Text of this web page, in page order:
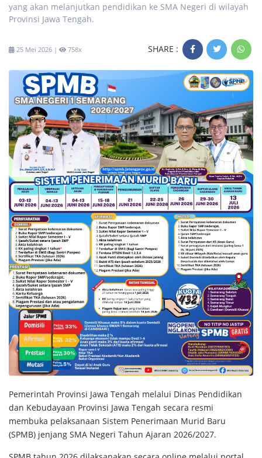
yang akan melanjutkan pendidikan ke SMA Negeri di wilayah
Provinsi Jawa Tengah.
25 Mei 2026 | 758x SHARE :
Pemerintah Provinsi Jawa Tengah melalui Dinas Pendidikan
dan Kebudayaan Provinsi Jawa Tengah secara resmi
membuka pelaksanaan Sistem Penerimaan Murid Baru
(SPMB) jenjang SMA Negeri Tahun Ajaran 2026/2027.